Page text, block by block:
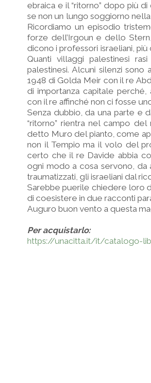
ebraica e il “ritorno” dopo più
se non un lungo soggiorno
Ricordiamo un episodio
forze dell’Irgoun e dello
dicono i professori israeliani,
Quanti villaggi palestinesi
palestinesi. Alcuni silenzi sono
1948 di Golda Meir con il re
di importanza capitale
con il re affinché non ci fosse
Senza dubbio, da una parte e
“ritorno” rientra nel campo
detto Muro del pianto, come
non il Tempio ma il volo del
certo che il re Davide abbia
ogni modo a cosa servono,
traumatizzati, gli israeliani dal
Sarebbe puerile chiedere loro
di coesistere in due racconti
Auguro buon vento a questa
Per acquistarlo:
https://unacitta.it/it/catalogo-